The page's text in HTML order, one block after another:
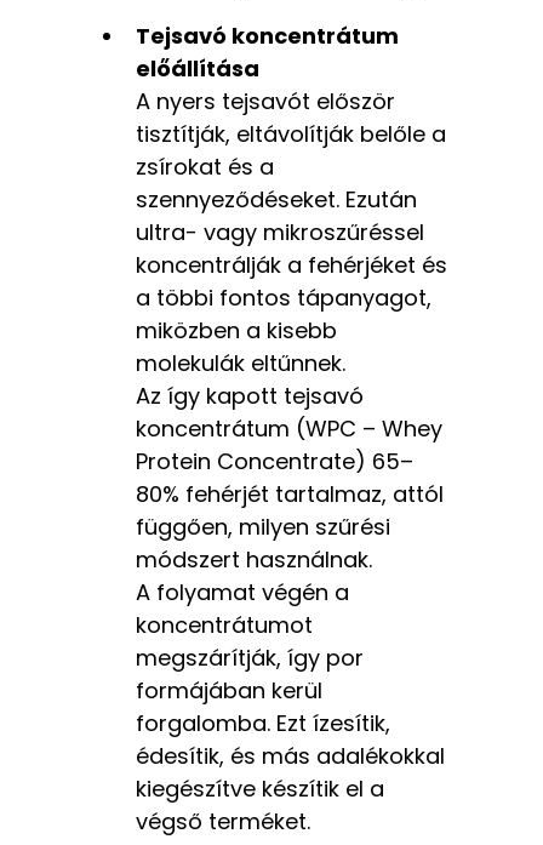
Tejsavó koncentrátum
előállítása
A nyers tejsavót először
tisztítják, eltávolítják belőle a
zsírokat és a
szennyeződéseket. Ezután
ultra- vagy mikroszűréssel
koncentrálják a fehérjéket és
a többi fontos tápanyagot,
miközben a kisebb
molekulák eltűnnek.
Az így kapott tejsavó
koncentrátum (WPC – Whey
Protein Concentrate) 65–
80% fehérjét tartalmaz, attól
függően, milyen szűrési
módszert használnak.
A folyamat végén a
koncentrátumot
megszárítják, így por
formájában kerül
forgalomba. Ezt ízesítik,
édesítik, és más adalékokkal
kiegészítve készítik el a
végső terméket.